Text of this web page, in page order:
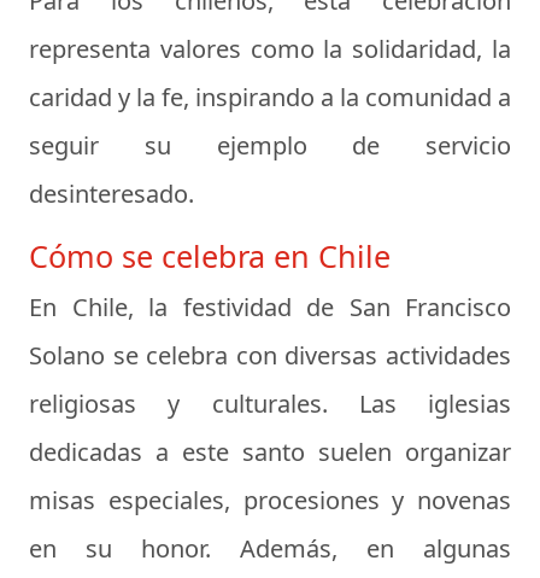
representa valores como la solidaridad, la
caridad y la fe, inspirando a la comunidad a
seguir su ejemplo de servicio
desinteresado.
Cómo se celebra en Chile
En Chile, la festividad de San Francisco
Solano se celebra con diversas actividades
religiosas y culturales. Las iglesias
dedicadas a este santo suelen organizar
misas especiales, procesiones y novenas
en su honor. Además, en algunas